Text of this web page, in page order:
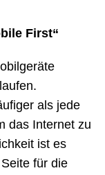
First“
als jede
das Internet zu
ist es
für die